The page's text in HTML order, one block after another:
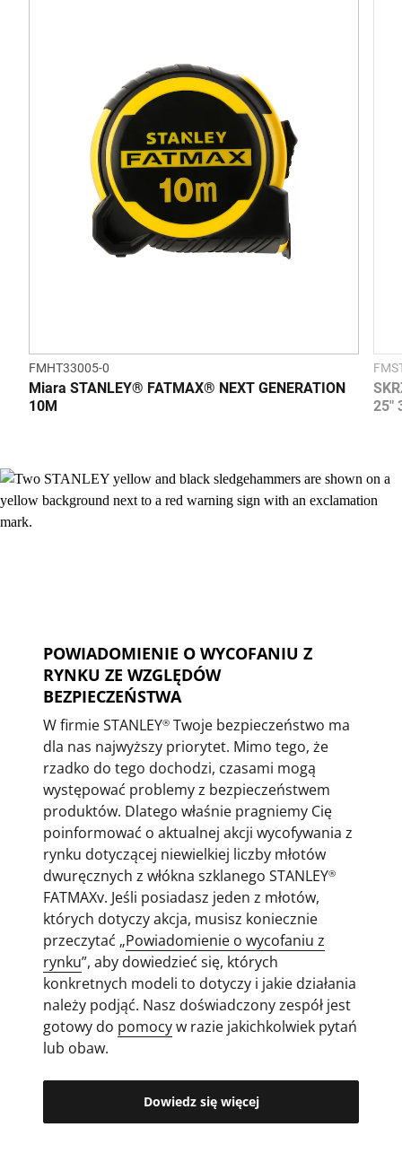
FMHT33005-0
Miara STANLEY® FATMAX® NEXT GENERATION
10M
25"
POWIADOMIENIE O WYCOFANIU Z
RYNKU ZE WZGLĘDÓW
BEZPIECZEŃSTWA
W firmie STANLEY® Twoje bezpieczeństwo ma
dla nas najwyższy priorytet. Mimo tego, że
rzadko do tego dochodzi, czasami mogą
występować problemy z bezpieczeństwem
produktów. Dlatego właśnie pragniemy Cię
poinformować o aktualnej akcji wycofywania z
rynku dotyczącej niewielkiej liczby młotów
dwuręcznych z włókna szklanego STANLEY®
FATMAXv. Jeśli posiadasz jeden z młotów,
których dotyczy akcja, musisz koniecznie
przeczytać „Powiadomienie o wycofaniu z
rynku”, aby dowiedzieć się, których
konkretnych modeli to dotyczy i jakie działania
należy podjąć. Nasz doświadczony zespół jest
gotowy do pomocyw razie jakichkolwiek pytań
lub obaw.
Dowiedz się więcej